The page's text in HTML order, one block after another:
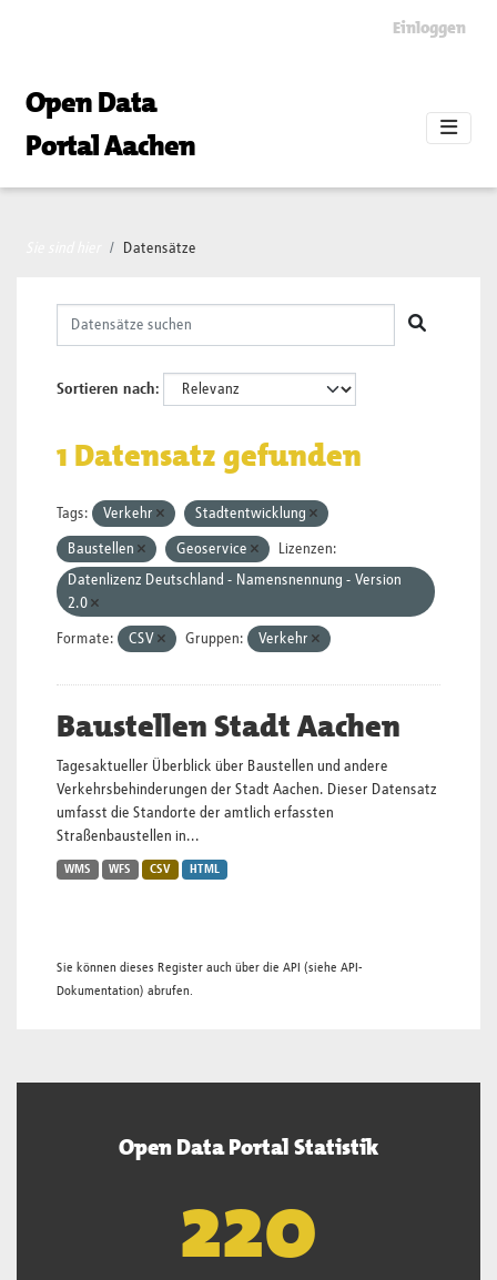
Einloggen
Open Data
Portal Aachen
Datensätze
Sortieren nach
1 Datensatz gefunden
Tags: Verkehr Stadtentwicklung
Baustellen Geoservice
Lizenzen:
Datenlizenz Deutschland - Namensnennung - Version
2.0
Formate: CSV Gruppen: Verkehr
Baustellen Stadt Aachen
Tagesaktueller Überblick über Baustellen und andere
Verkehrsbehinderungen der Stadt Aachen. Dieser Datensatz
umfasst die Standorte der amtlich erfassten
Straßenbaustellen in...
WMS WFS CSV HTML
Sie können dieses Register auch über die API (siehe API-
Dokumentation) abrufen.
Open Data Portal Statistik
222